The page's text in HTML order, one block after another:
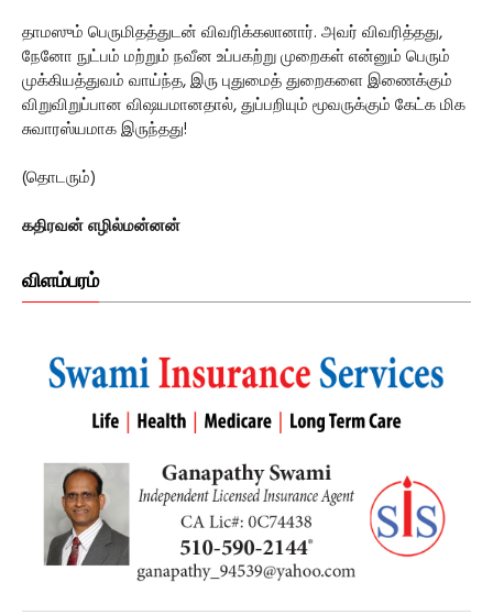
தாமஸும் பெருமிதத்துடன் விவரிக்கலானார். அவர் விவரித்தது,
நேனோ நுட்பம் மற்றும் நவீன உப்பகற்று முறைகள் என்னும் பெரும்
முக்கியத்துவம் வாய்ந்த, இரு புதுமைத் துறைகளை இணைக்கும்
விறுவிறுப்பான விஷயமானதால், துப்பறியும் மூவருக்கும் கேட்க மிக
சுவாரஸ்யமாக இருந்தது!
(தொடரும்)
கதிரவன் எழில்மன்னன்
விளம்பரம்